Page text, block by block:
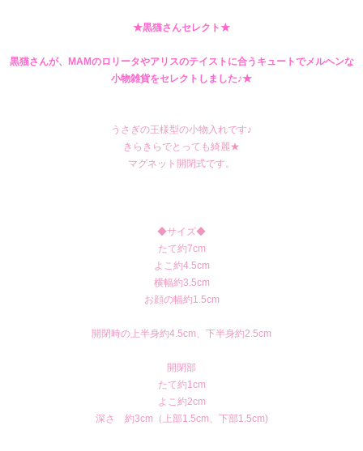
★黒猫さんセレクト★
黒猫さんが、MAMのロリータやアリスのテイストに合うキュートでメルヘンな
小物雑貨をセレクトしました♪★
うさぎの王様型の小物入れです♪
きらきらでとっても綺麗★
マグネット開閉式です。
◆サイズ◆
たて約7cm
よこ約4.5cm
横幅約3.5cm
お顔の幅約1.5cm
開閉時の上半身約4.5cm、下半身約2.5cm
開閉部
たて約1cm
よこ約2cm
深さ 約3cm（上部1.5cm、下部1.5cm)